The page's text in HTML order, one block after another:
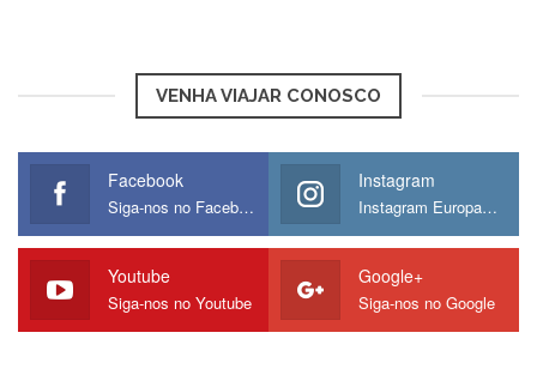
VENHA VIAJAR CONOSCO
Facebook
Siga-nos no Facebook
Instagram
Instagram Europamos
Youtube
Siga-nos no Youtube
Google+
Siga-nos no Google